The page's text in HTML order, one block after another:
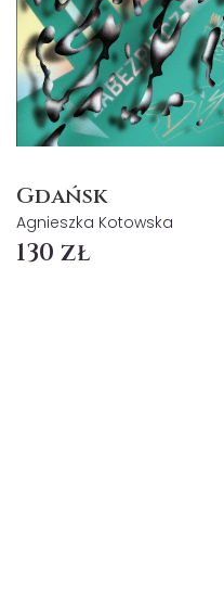
Gdańsk
Agnieszka Kotowska
130 zł